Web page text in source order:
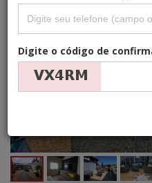
Digite o código de